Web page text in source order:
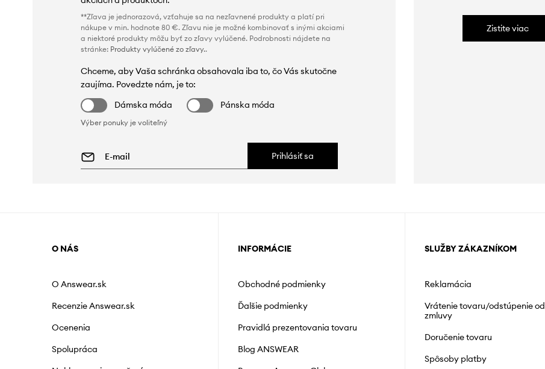
**Zľava je jednorazová, vzťahuje sa na nezľavnené produkty a platí pri
nákupe v min. hodnote 80 €. Zľavu nie je možné kombinovať s inými akciami
a niektoré produkty môžu byť zo zľavy vylúčené. Podrobnosti nájdete na
stránke: Produkty vylúčené zo zľavy..
Chceme, aby Vaša schránka obsahovala iba to, čo Vás skutočne
zaujíma. Povedzte nám, je to:
Dámska móda
Pánska móda
Výber ponuky je voliteľný
Prihlásiť sa
Zistite viac
O NÁS
O Answear.sk
Recenzie Answear.sk
Ocenenia
Spolupráca
INFORMÁCIE
Obchodné podmienky
Ďalšie podmienky
Pravidlá prezentovania tovaru
Blog ANSWEAR
SLUŽBY ZÁKAZNÍKOM
Reklamácia
Vrátenie tovaru/odstúpenie od
zmluvy
Doručenie tovaru
Spôsoby platby